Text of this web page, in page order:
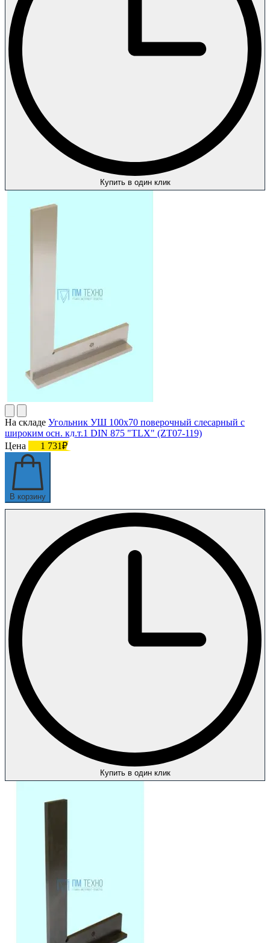
Купить в один клик
На складе Угольник УШ 100х70 поверочный слесарный с
широким осн. кл.т.1 DIN 875 "TLX" (ZT07-119)
Цена
1 731₽
В корзину
Купить в один клик